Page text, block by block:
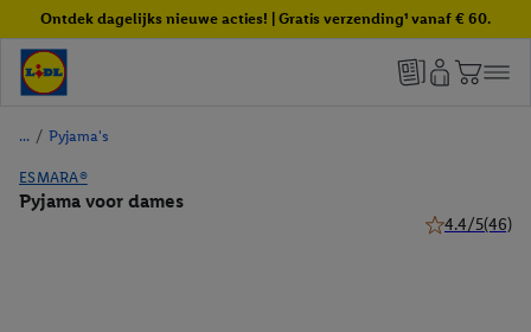
Ontdek dagelijks nieuwe acties! | Gratis verzending¹ vanaf € 60.
/ Pyjama's
ESMARA®
Pyjama voor dames
4.4/5(46)